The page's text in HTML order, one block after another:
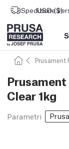
Spedizione
USD ($)
Prusament
Clear 1kg
Parametri